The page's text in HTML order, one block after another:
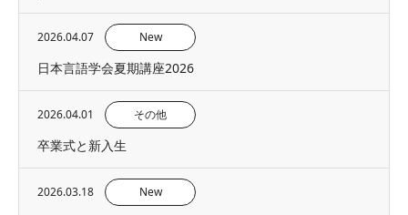
2026.04.07 New
日本言語学会夏期講座2026
2026.04.01 その他
卒業式と新入生
2026.03.18 New